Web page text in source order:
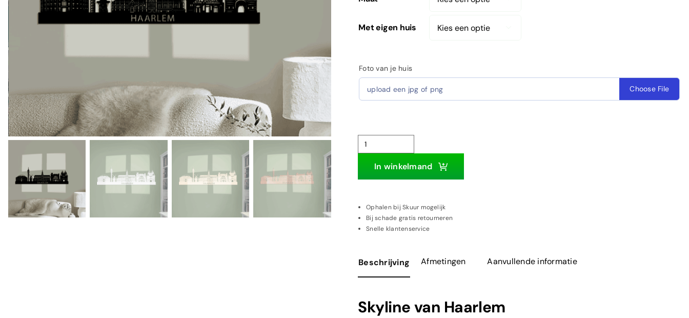
Met eigen huis
Foto van je huis
upload een jpg of png Choose File
Skyline
Haarlem
aantal
In winkelmand
Ophalen bij Skuur mogelijk
Bij schade gratis retourneren
Snelle klantenservice
Beschrijving Afmetingen Aanvullende informatie
Skyline van Haarlem